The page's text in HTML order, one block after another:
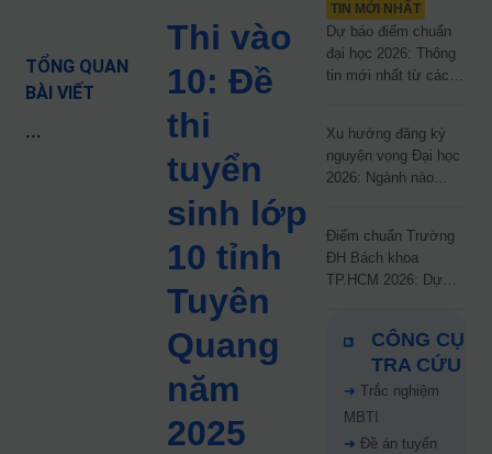
TỔNG QUAN
BÀI VIẾT
...
Thi vào
10: Đề
thi
tuyển
sinh lớp
10 tỉnh
Tuyên
Quang
năm
2025
TIN MỚI NHẤT
Dự báo điểm chuẩn
đại học 2026: Thông
tin mới nhất từ các
Xu hướng đăng ký
nguyện vọng Đại học
2026: Ngành nào
Điểm chuẩn Trường
ĐH Bách khoa
TP.HCM 2026: Dự
67%
CÔNG CỤ
TRA CỨU
➜ Trắc nghiệm
MBTI
➜ Đề án tuyển